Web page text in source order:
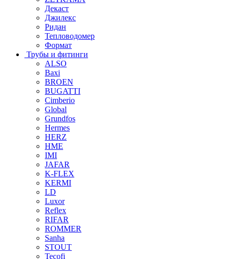
Декаст
Джилекс
Ридан
Тепловодомер
Формат
Трубы и фитинги
ALSO
Baxi
BROEN
BUGATTI
Cimberio
Global
Grundfos
Hermes
HERZ
HME
IMI
JAFAR
K-FLEX
KERMI
LD
Luxor
Reflex
RIFAR
ROMMER
Sanha
STOUT
Tecofi